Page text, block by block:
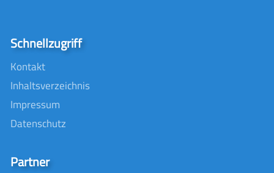
Schnellzugriff
Kontakt
Inhaltsverzeichnis
Impressum
Datenschutz
Partner